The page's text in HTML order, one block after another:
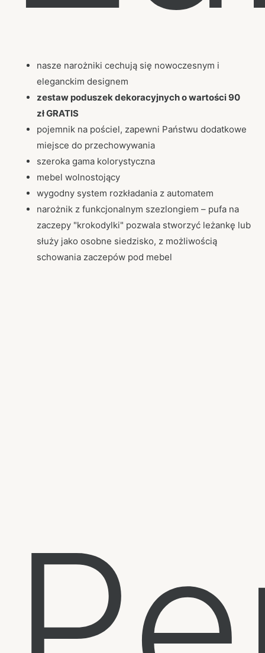
nasze narożniki cechują się nowoczesnym i
eleganckim designem
zestaw poduszek dekoracyjnych o wartości 90
zł GRATIS
pojemnik na pościel, zapewni Państwu dodatkowe
miejsce do przechowywania
szeroka gama kolorystyczna
mebel wolnostojący
wygodny system rozkładania z automatem
narożnik z funkcjonalnym szezlongiem – pufa na
zaczepy "krokodylki" pozwala stworzyć leżankę lub
służy jako osobne siedzisko, z możliwością
schowania zaczepów pod mebel